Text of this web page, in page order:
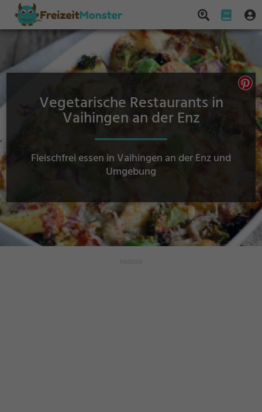
Vegetarische Restaurants in
Vaihingen an der Enz
Fleischfrei essen in Vaihingen an der Enz und
Umgebung